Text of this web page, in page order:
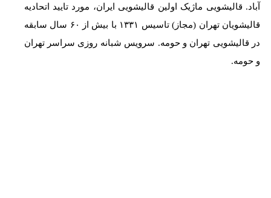
آباد. ‎قالیشویی ماژیک اولین قالیشویی ایران، ‎مورد تایید اتحادیه
قالیشویان تهران (مجاز) ‎تاسیس ۱۳۳۱ با بیش از ۶۰ سال سابقه
در قالیشویی تهران و حومه. ‎سرویس شبانه روزی سراسر تهران
و حومه.